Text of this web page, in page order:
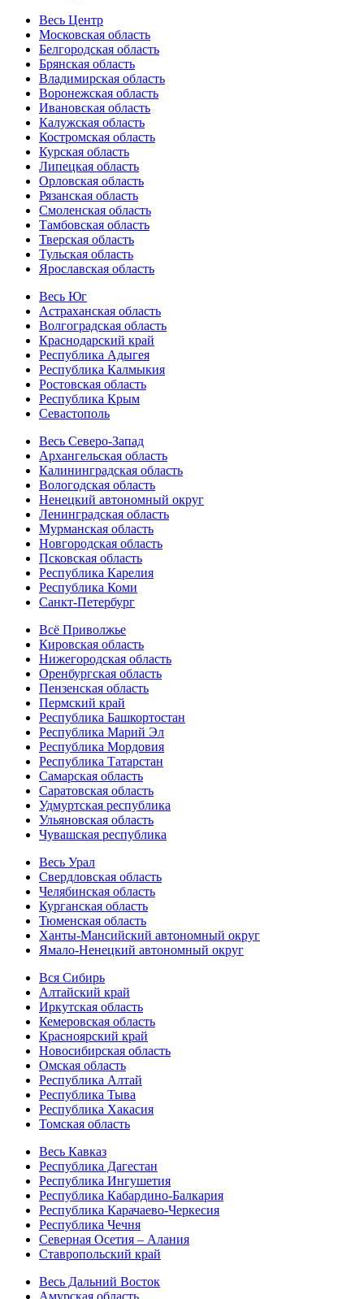
Весь Центр
Московская область
Белгородская область
Брянская область
Владимирская область
Воронежская область
Ивановская область
Калужская область
Костромская область
Курская область
Липецкая область
Орловская область
Рязанская область
Смоленская область
Тамбовская область
Тверская область
Тульская область
Ярославская область
Весь Юг
Астраханская область
Волгоградская область
Краснодарский край
Республика Адыгея
Республика Калмыкия
Ростовская область
Республика Крым
Севастополь
Весь Северо-Запад
Архангельская область
Калининградская область
Вологодская область
Ненецкий автономный округ
Ленинградская область
Мурманская область
Новгородская область
Псковская область
Республика Карелия
Республика Коми
Санкт-Петербург
Всё Приволжье
Кировская область
Нижегородская область
Оренбургская область
Пензенская область
Пермский край
Республика Башкортостан
Республика Марий Эл
Республика Мордовия
Республика Татарстан
Самарская область
Саратовская область
Удмуртская республика
Ульяновская область
Чувашская республика
Весь Урал
Свердловская область
Челябинская область
Курганская область
Тюменская область
Ханты-Мансийский автономный округ
Ямало-Ненецкий автономный округ
Вся Сибирь
Алтайский край
Иркутская область
Кемеровская область
Красноярский край
Новосибирская область
Омская область
Республика Алтай
Республика Тыва
Республика Хакасия
Томская область
Весь Кавказ
Республика Дагестан
Республика Ингушетия
Республика Кабардино-Балкария
Республика Карачаево-Черкесия
Республика Чечня
Северная Осетия – Алания
Ставропольский край
Весь Дальний Восток
Амурская область